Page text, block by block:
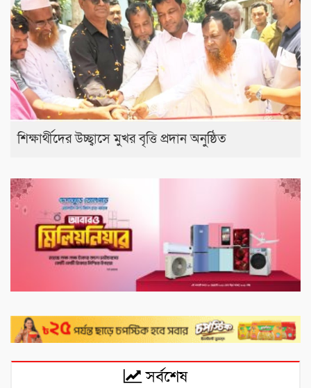
শিক্ষার্থীদের উচ্ছ্বাসে মুখর বৃত্তি প্রদান অনুষ্ঠিত
সর্বশেষ